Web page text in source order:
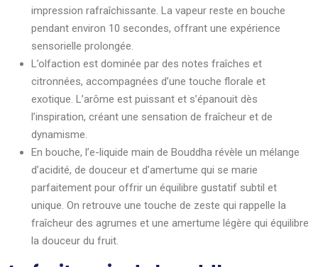
impression rafraîchissante. La vapeur reste en bouche
pendant environ 10 secondes, offrant une expérience
sensorielle prolongée.
L’olfaction est dominée par des notes fraîches et
citronnées, accompagnées d’une touche florale et
exotique. L’arôme est puissant et s’épanouit dès
l’inspiration, créant une sensation de fraîcheur et de
dynamisme.
En bouche, l’e-liquide main de Bouddha révèle un mélange
d’acidité, de douceur et d’amertume qui se marie
parfaitement pour offrir un équilibre gustatif subtil et
unique. On retrouve une touche de zeste qui rappelle la
fraîcheur des agrumes et une amertume légère qui équilibre
la douceur du fruit.